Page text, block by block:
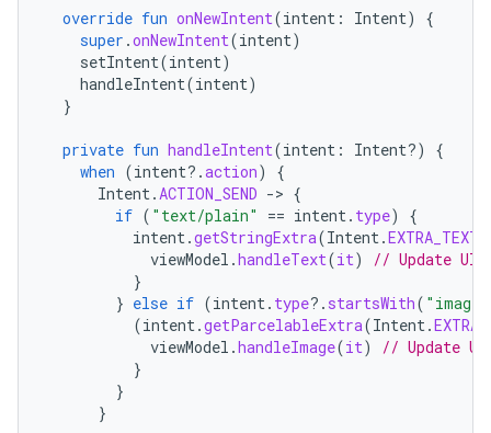
override fun onNewIntent(intent : Intent)
{
super .onNewIntent(intent)
setIntent(intent)
handleIntent(intent)
}
private fun handleIntent(intent : Intent?)
{
when (intent?.action)
{
Intent.ACTION_SEND -> {
if ( "text/plain" == intent. type)
{
intent.getStringExtra(Intent.EXTRA_TEXT
viewModel .handleText(it)
// Update UI
}
} else if (intent. type?. startsWith(
(intent.getParcelableExtra(Intent.
viewModel .handleImage(it)
// Update
}
}
}